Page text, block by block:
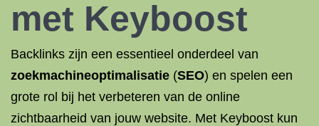
met Keyboost
Backlinks zijn een essentieel onderdeel van
zoekmachineoptimalisatie (SEO) en spelen een
grote rol bij het verbeteren van de online
zichtbaarheid van jouw website. Met Keyboost kun